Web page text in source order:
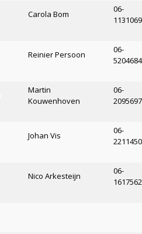
Carola Bom
06-
Reinier Persoon
06-
Martin
Kouwenhoven
06-
Johan Vis
06-
Nico Arkesteijn
06-